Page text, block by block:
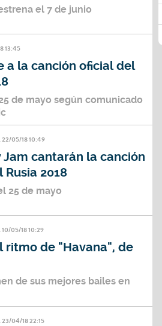
el 7 de junio
13:45
a la canción oficial del
de mayo según comunicado
22/05/18 10:49
cantarán la canción
2018
25 de mayo
05/18 10:29
ritmo de "Havana", de
de sus mejores bailes en
23/04/18 22:15